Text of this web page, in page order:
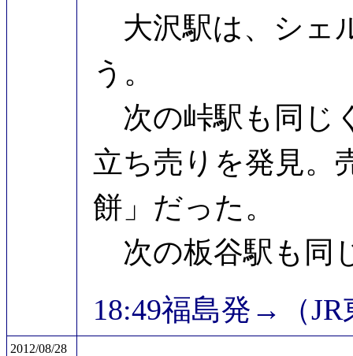
大沢駅は、シェ
う。
次の峠駅も同じ
立ち売りを発見。
餅」だった。
次の板谷駅も同
18:49福島発→（
2012/08/28